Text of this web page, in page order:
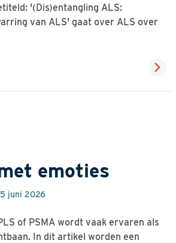
'(Dis)entangling ALS:
van ALS' gaat over ALS over
emoties
juni 2026
of PSMA wordt vaak ervaren als
In dit artikel worden een